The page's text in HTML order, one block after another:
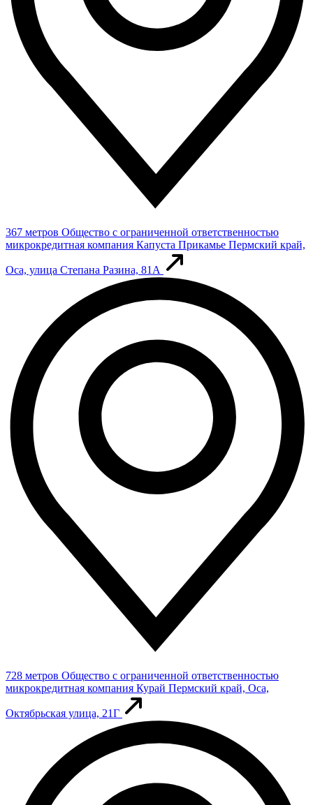
367 метров Общество с ограниченной ответственностью
микрокредитная компания Капуста Прикамье Пермский край,
Оса, улица Степана Разина, 81А
728 метров Общество с ограниченной ответственностью
микрокредитная компания Курай Пермский край, Оса,
Октябрьская улица, 21Г